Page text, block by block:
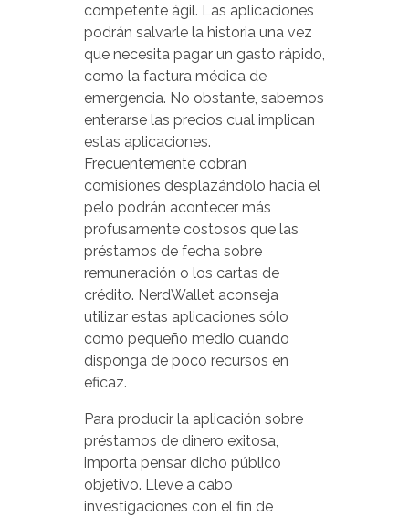
competente ágil. Las aplicaciones
podrán salvarle la historia una vez
que necesita pagar un gasto rápido,
como la factura médica de
emergencia. No obstante, sabemos
enterarse las precios cual implican
estas aplicaciones.
Frecuentemente cobran
comisiones desplazándolo hacia el
pelo podrán acontecer más
profusamente costosos que las
préstamos de fecha sobre
remuneración o los cartas de
crédito. NerdWallet aconseja
utilizar estas aplicaciones sólo
como pequeño medio cuando
disponga de poco recursos en
eficaz.
Para producir la aplicación sobre
préstamos de dinero exitosa,
importa pensar dicho público
objetivo. Lleve a cabo
investigaciones con el fin de